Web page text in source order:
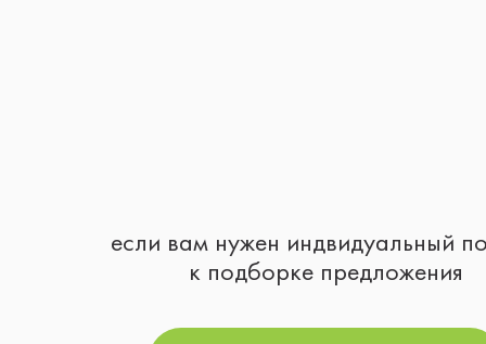
если вам нужен индвидуальный
к подборке предложения